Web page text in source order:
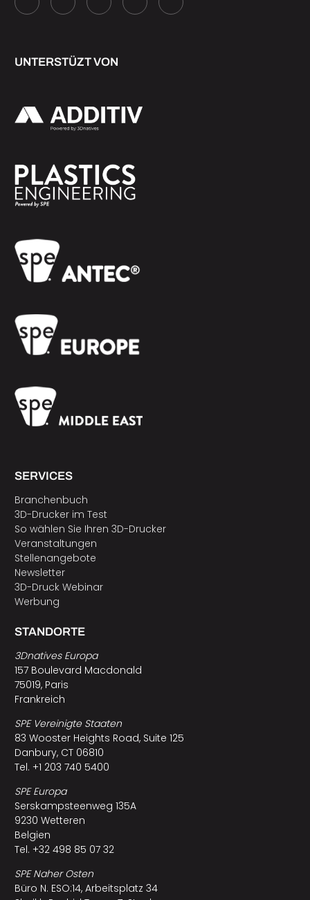
UNTERSTÜZT VON
SERVICES
Branchenbuch
3D-Drucker im Test
So wählen Sie Ihren 3D-Drucker
Veranstaltungen
Stellenangebote
Newsletter
3D-Druck Webinar
Werbung
STANDORTE
3Dnatives Europa
157 Boulevard Macdonald
75019, Paris
Frankreich
SPE Vereinigte Staaten
83 Wooster Heights Road, Suite 125
Danbury, CT 06810
Tel. +1 203 740 5400
SPE Europa
Serskampsteenweg 135A
9230 Wetteren
Belgien
Tel. +32 498 85 07 32
SPE Naher Osten
Büro N. ESO:14, Arbeitsplatz 34